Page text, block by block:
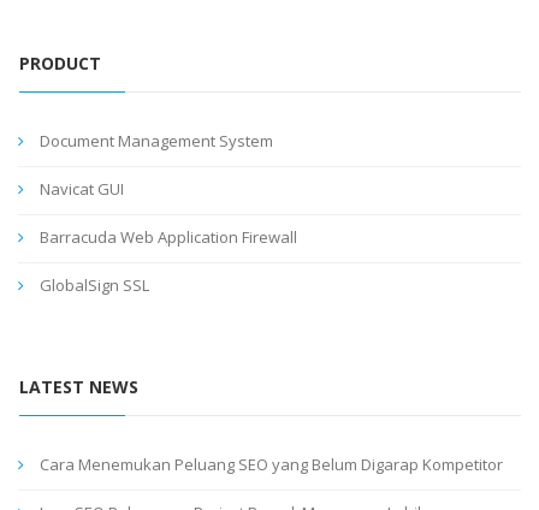
PRODUCT
Document Management System
Navicat GUI
Barracuda Web Application Firewall
GlobalSign SSL
LATEST NEWS
Cara Menemukan Peluang SEO yang Belum Digarap Kompetitor